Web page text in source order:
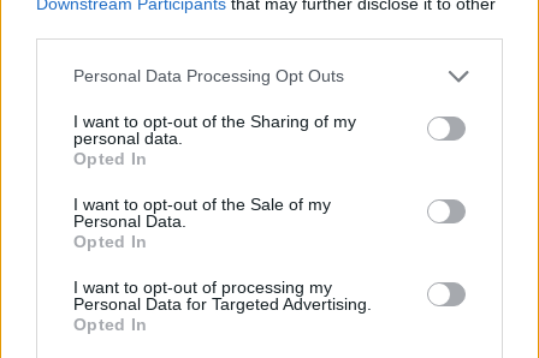
Please note that this website/app uses one or more Google
not limited to your visit or usage behaviour. You may click to
grant or deny consent to Google and its third-party tags to
use your data for below specified purposes in below Google
consent section.
Personal Data Processing Opt Outs
I want to opt-out of the Sharing of my
personal data.
Opted In
I want to opt-out of the Sale of my
Personal Data.
Opted In
I want to opt-out of processing my
Personal Data for Targeted Advertising.
Opted In
Έρχεται η τηλεργασία στο Δημόσιο - Όλες οι
αλλαγές, στη δημοσιότητα η εγκύκλιος,
εκδίδεται προεδρικό διάταγμα